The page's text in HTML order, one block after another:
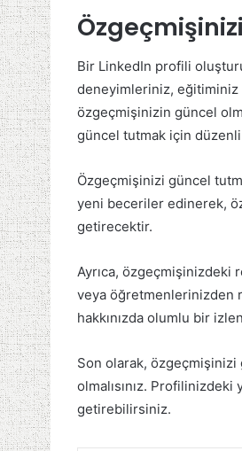
Bir LinkedIn profili
deneyimleriniz, eğitiminiz
özgeçmişinizin güncel
güncel tutmak için düzenli
Özgeçmişinizi güncel
yeni beceriler edinerek,
getirecektir.
Ayrıca, özgeçmişinizdeki
veya öğretmenlerinizden
hakkınızda olumlu bir
Son olarak,
olmalısınız.
getirebilirsiniz.